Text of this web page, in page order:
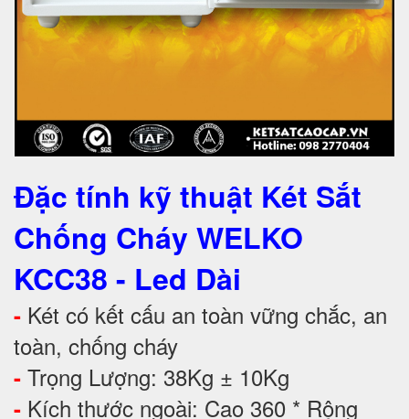
Đặc tính kỹ thuật Két Sắt
Chống Cháy WELKO
KCC38 - Led Dài
- Két có kết cấu an toàn vững chắc, an
toàn, chống cháy
- Trọng Lượng: 38Kg ± 10Kg
- Kích thước ngoài: Cao 360 * Rộng